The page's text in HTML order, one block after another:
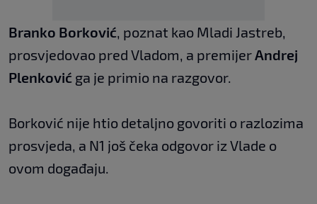
Branko Borković, poznat kao Mladi Jastreb,
prosvjedovao pred Vladom, a premijerAndrej
Plenković ga je primio na razgovor.
Borković nije htio detaljno govoriti o razlozima
prosvjeda, a N1 još čeka odgovor iz Vlade o
ovom događaju.